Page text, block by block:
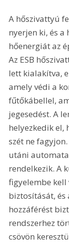
A hőszivattyú
nyerjen ki, és a
hőenergiát az
Az ESB
lett kialakítva,
amely védi a
fűtőkábellel,
jegesedést. A
helyezkedik el,
szét ne
utáni
rendelkezik. A
figyelembe
biztosítását, és
hozzáférést
rendszerhez
csövön